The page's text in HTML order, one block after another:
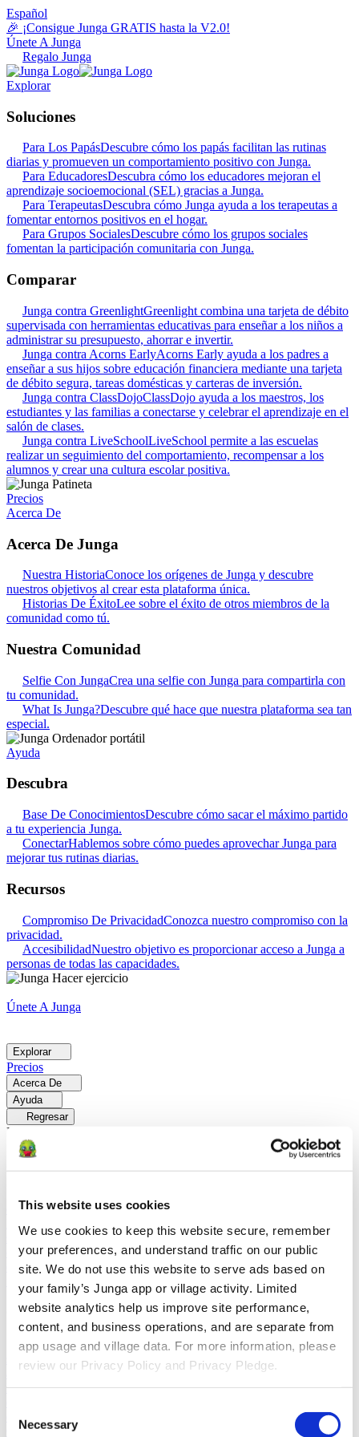
This website uses cookies
We use cookies to keep this website secure, remember
your preferences, and understand traffic on our public
site. We do not use this website to serve ads based on
your family’s Junga app or village activity. Limited
website analytics help us improve site performance,
content, and business operations, and are separate from
app usage and village data. For more information, please
review our Privacy Policy and Privacy Pledge.
Selection
Necessary
Español
🎉 ¡Consigue Junga GRATIS hasta la V2.0!
Únete A Junga
Regalo Junga
Explorar
Soluciones
Para Los PapásDescubre cómo los papás facilitan las rutinas
diarias y promueven un comportamiento positivo con Junga.
Para EducadoresDescubra cómo los educadores mejoran el
aprendizaje socioemocional (SEL) gracias a Junga.
Para TerapeutasDescubra cómo Junga ayuda a los terapeutas a
fomentar entornos positivos en el hogar.
Para Grupos SocialesDescubre cómo los grupos sociales
fomentan la participación comunitaria con Junga.
Comparar
Junga contra GreenlightGreenlight combina una tarjeta de débito
supervisada con herramientas educativas para enseñar a los niños a
administrar su presupuesto, ahorrar e invertir.
Junga contra Acorns EarlyAcorns Early ayuda a los padres a
enseñar a sus hijos sobre educación financiera mediante una tarjeta
de débito segura, tareas domésticas y carteras de inversión.
Junga contra ClassDojoClassDojo ayuda a los maestros, los
estudiantes y las familias a conectarse y celebrar el aprendizaje en el
salón de clases.
Junga contra LiveSchoolLiveSchool permite a las escuelas
realizar un seguimiento del comportamiento, recompensar a los
alumnos y crear una cultura escolar positiva.
Precios
Acerca De
Acerca De Junga
Nuestra HistoriaConoce los orígenes de Junga y descubre
nuestros objetivos al crear esta plataforma única.
Historias De ÉxitoLee sobre el éxito de otros miembros de la
comunidad como tú.
Nuestra Comunidad
Selfie Con JungaCrea una selfie con Junga para compartirla con
tu comunidad.
What Is Junga?Descubre qué hace que nuestra plataforma sea tan
especial.
Ayuda
Descubra
Base De ConocimientosDescubre cómo sacar el máximo partido
a tu experiencia Junga.
ConectarHablemos sobre cómo puedes aprovechar Junga para
mejorar tus rutinas diarias.
Recursos
Compromiso De PrivacidadConozca nuestro compromiso con la
privacidad.
AccesibilidadNuestro objetivo es proporcionar acceso a Junga a
personas de todas las capacidades.
Únete A Junga
Explorar
Precios
Acerca De
Ayuda
Regresar
Explorar
diarias y promueven un comportamiento positivo con Junga.
Educadores
Descubra cómo los educadores mejoran el aprendizaje
socioemocional (SEL) gracias a Junga.
Para TerapeutasDescubra
cómo Junga ayuda a los terapeutas a fomentar entornos positivos en
el hogar.
Para Grupos SocialesDescubre cómo los grupos sociales
fomentan la participación comunitaria con Junga.
Comparar
Junga contra Greenlight Greenlight combina una tarjeta de débito
supervisada con herramientas educativas para enseñar a los niños a
administrar su presupuesto, ahorrar e invertir.
Junga contra Acorns
EarlyAcorns Early ayuda a los padres a enseñar a sus hijos sobre
domésticas y carteras de inversión.
ClassDojoClassDojo ayuda a los maestros, los estudiantes y las